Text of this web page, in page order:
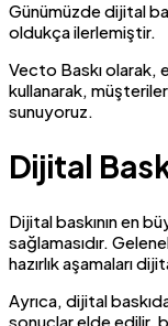
Günümüzde dijital
oldukça ilerlemiştir.
Vecto Baskı olarak,
kullanarak,
sunuyoruz.
Dijital
Dijital baskının en
sağlamasıdır.
hazırlık aşamaları
Ayrıca, dijital
sonuçlar elde edilir,